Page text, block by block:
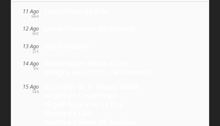
11 Ago
MAR
12 Ago
MIÉ
13 Ago
JUE
14 Ago
VIE
15 Ago
SÁB